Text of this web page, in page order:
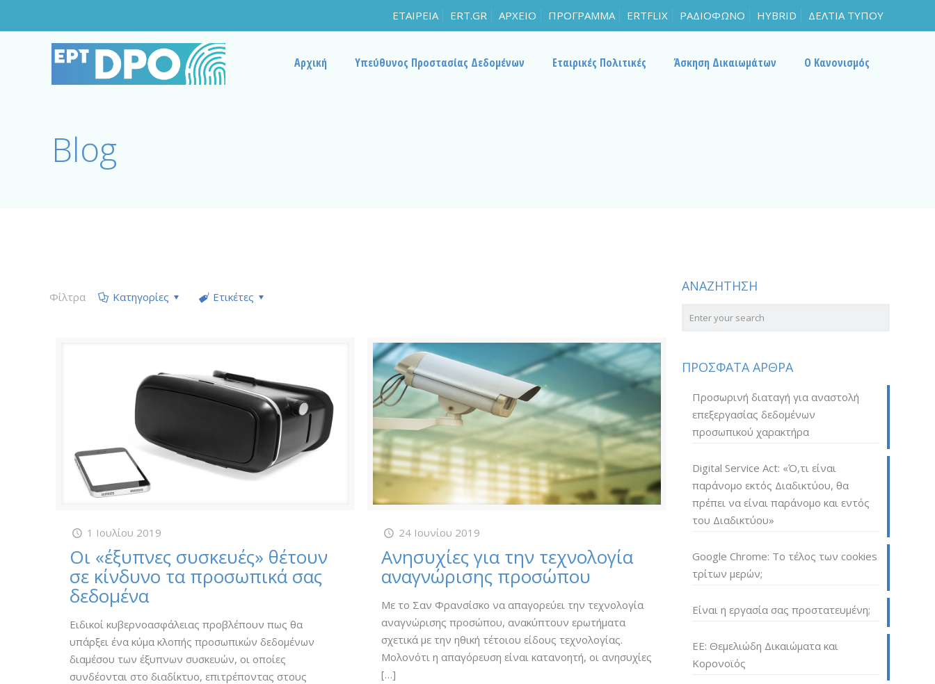
ΕΤΑΙΡΕΙΑ ERT.GR ΑΡΧΕΙΟ ΠΡΟΓΡΑΜΜΑ ERTFLIX ΡΑΔΙΟΦΩΝΟ HYBRID ΔΕΛΤΙΑ ΤΥΠΟΥ
Αρχική Υπεύθυνος Προστασίας Δεδομένων Εταιρικές Πολιτικές Άσκηση Δικαιωμάτων Ο Κανονισμός
Blog
Φίλτρα Κατηγορίες Ετικέτες
1 Ιουλίου 2019
Οι «έξυπνες συσκευές» θέτουν
σε κίνδυνο τα προσωπικά σας
δεδομένα
Ειδικοί κυβερνοασφάλειας προβλέπουν πως θα
υπάρξει ένα κύμα κλοπής προσωπικών δεδομένων
διαμέσου των έξυπνων συσκευών, οι οποίες
συνδέονται στο διαδίκτυο, επιτρέποντας στους
24 Ιουνίου 2019
Ανησυχίες για την τεχνολογία
αναγνώρισης προσώπου
Με το Σαν Φρανσίσκο να απαγορεύει την τεχνολογία
αναγνώρισης προσώπου, ανακύπτουν ερωτήματα
σχετικά με την ηθική τέτοιου είδους τεχνολογίας.
Μολονότι η απαγόρευση είναι κατανοητή, οι ανησυχίες
[…]
ΑΝΑΖΗΤΗΣΗ
ΠΡΟΣΦΑΤΑ ΑΡΘΡΑ
Προσωρινή διαταγή για αναστολή
επεξεργασίας δεδομένων
προσωπικού χαρακτήρα
Digital Service Act: «Ό,τι είναι
παράνομο εκτός Διαδικτύου, θα
πρέπει να είναι παράνομο και εντός
του Διαδικτύου»
Google Chrome: Το τέλος των cookies
τρίτων μερών;
Είναι η εργασία σας προστατευμένη;
ΕΕ: Θεμελιώδη Δικαιώματα και
Κορονοϊός